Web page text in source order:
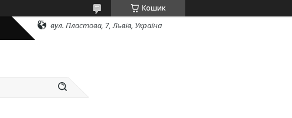
Кошик
вул. Пластова, 7, Львів, Україна